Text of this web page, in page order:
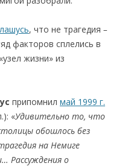
, что не трагедия –
факторов сплелись в
жизни» из
припомнил май 1999 г.
«Удивительно то, что
обошлось без
на Немиге
Рассуждения о